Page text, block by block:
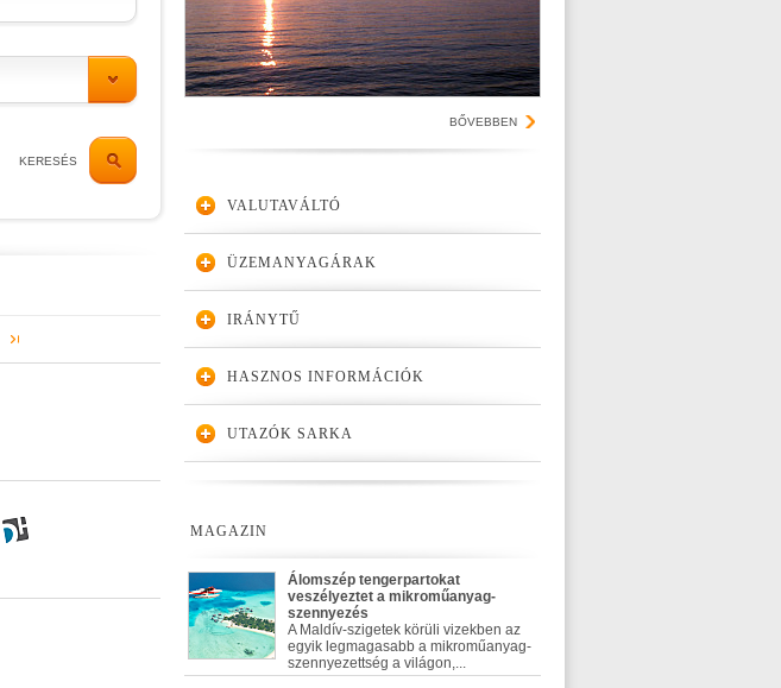
KERESÉS
BŐVEBBEN
VALUTAVÁLTÓ
ÜZEMANYAGÁRAK
IRÁNYTŰ
HASZNOS INFORMÁCIÓK
UTAZÓK SARKA
MAGAZIN
Álomszép tengerpartokat
veszélyeztet a mikroműanyag-
szennyezés
A Maldív-szigetek körüli vizekben az
egyik legmagasabb a mikroműanyag-
szennyezettség a világon,...